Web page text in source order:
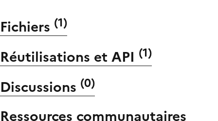
Fichiers (1)
Réutilisations et API (1)
Discussions (0)
Ressources communautaires